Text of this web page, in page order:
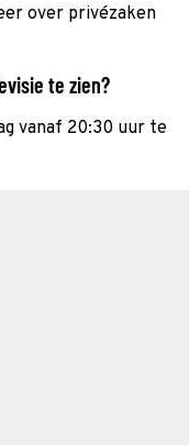
over privézaken
te zien?
vanaf 20:30 uur te